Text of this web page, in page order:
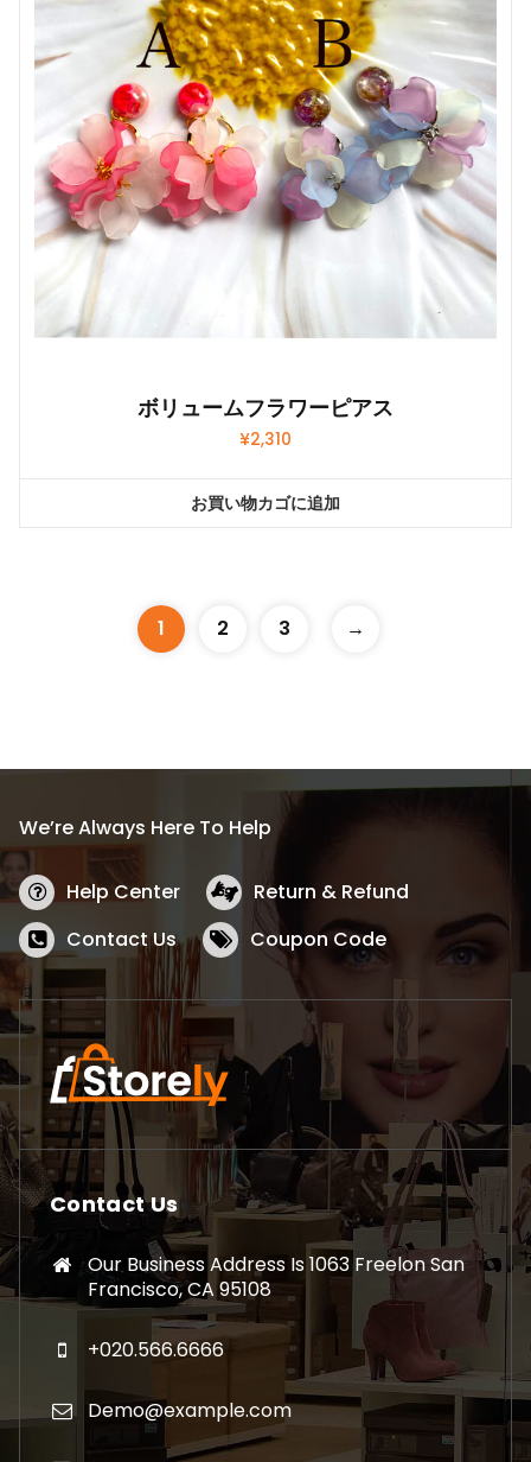
ボリュームフラワーピアス
¥2,310
お買い物カゴに追加
1 2 3 →
We’re Always Here To Help
Help Center
Return & Refund
Contact Us
Coupon Code
Contact Us
Our Business Address Is 1063 Freelon San
Francisco, CA 95108
+020.566.6666
Demo@example.com